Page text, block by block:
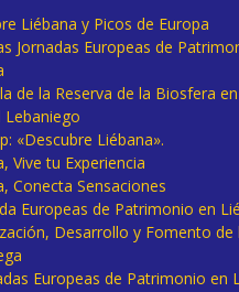
Liébana y Picos de Europa
Jornadas Europeas de
de la Reserva de la Biosfera
Lebaniego
«Descubre Liébana».
Vive tu Experiencia
Conecta Sensaciones
Europeas de Patrimonio en
Desarrollo y Fomento de
Europeas de Patrimonio en